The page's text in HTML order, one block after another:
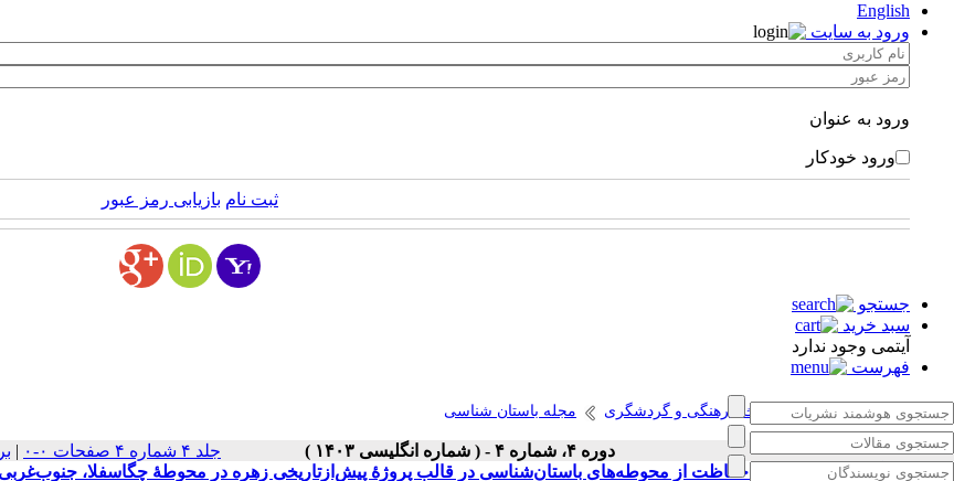
English
ورود به سایت
ورود به عنوان
ورود خودکار
ثبت نام بازیابی رمز عبور
جستجو
سبد خرید
آیتمی وجود ندارد
فهرست
انتشارات پژوهشگاه میراث فرهنگی و گردشگری مجله باستان شناسی
دوره ۴، شماره ۴ - ( شماره انگلیسی ۱۴۰۳ ) جلد ۴ شماره ۴ صفحات ۰-۰ |
ارائه یک الگوی یکپارچه برای حفاظت از محوطه‌های باستان‌شناسی در قالب پروژۀ پیش‌ازتاریخی زهره در محوطۀ چگاسفلا، جنوب‌غربی